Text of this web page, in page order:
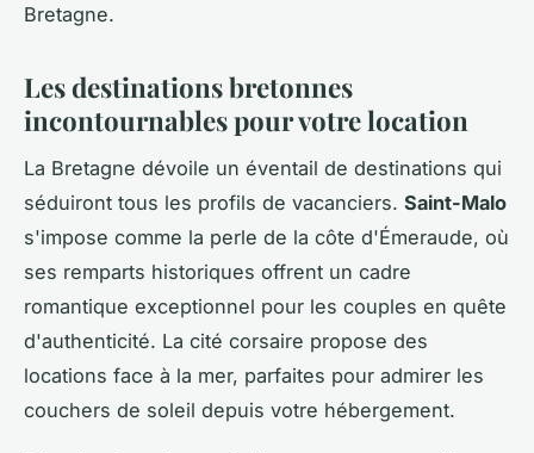
Bretagne.
Les destinations bretonnes
incontournables pour votre location
La Bretagne dévoile un éventail de destinations qui
séduiront tous les profils de vacanciers. Saint-Malo
s'impose comme la perle de la côte d'Émeraude, où
ses remparts historiques offrent un cadre
romantique exceptionnel pour les couples en quête
d'authenticité. La cité corsaire propose des
locations face à la mer, parfaites pour admirer les
couchers de soleil depuis votre hébergement.